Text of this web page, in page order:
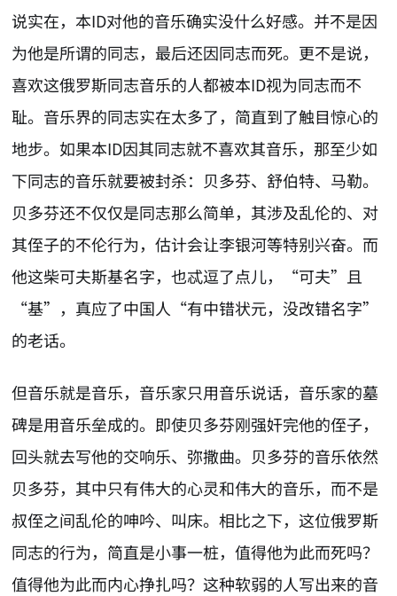
说实在，本ID对他的音乐确实没什么好感。并不是因
为他是所谓的同志，最后还因同志而死。更不是说，
喜欢这俄罗斯同志音乐的人都被本ID视为同志而不
耻。音乐界的同志实在太多了，简直到了触目惊心的
地步。如果本ID因其同志就不喜欢其音乐，那至少如
下同志的音乐就要被封杀：贝多芬、舒伯特、马勒。
贝多芬还不仅仅是同志那么简单，其涉及乱伦的、对
其侄子的不伦行为，估计会让李银河等特别兴奋。而
他这柴可夫斯基名字，也忒逗了点儿，“可夫”且
“基”，真应了中国人“有中错状元，没改错名字”
的老话。
但音乐就是音乐，音乐家只用音乐说话，音乐家的墓
碑是用音乐垒成的。即使贝多芬刚强奸完他的侄子，
回头就去写他的交响乐、弥撒曲。贝多芬的音乐依然
贝多芬，其中只有伟大的心灵和伟大的音乐，而不是
叔侄之间乱伦的呻吟、叫床。相比之下，这位俄罗斯
同志的行为，简直是小事一桩，值得他为此而死吗？
值得他为此而内心挣扎吗？这种软弱的人写出来的音